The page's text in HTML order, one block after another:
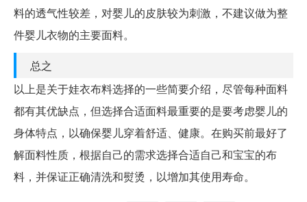
料的透气性较差，对婴儿的皮肤较为刺激，不建议做为整
件婴儿衣物的主要面料。
总之
以上是关于娃衣布料选择的一些简要介绍，尽管每种面料
都有其优缺点，但选择合适面料最重要的是要考虑婴儿的
身体特点，以确保婴儿穿着舒适、健康。在购买前最好了
解面料性质，根据自己的需求选择合适自己和宝宝的布
料，并保证正确清洗和熨烫，以增加其使用寿命。